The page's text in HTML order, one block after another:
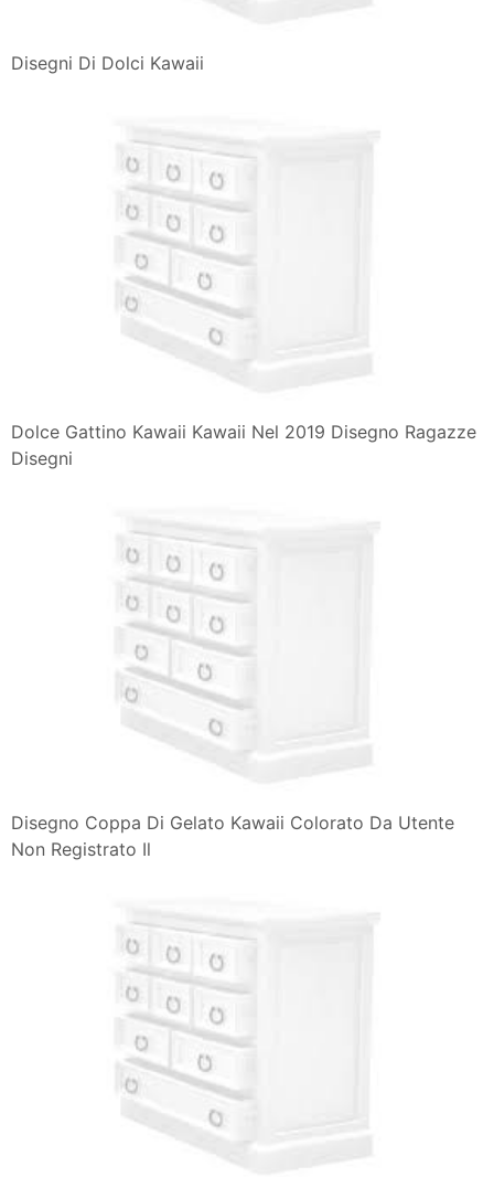
Disegni Di Dolci Kawaii
Dolce Gattino Kawaii Kawaii Nel 2019 Disegno Ragazze
Disegno Coppa Di Gelato Kawaii Colorato Da Utente